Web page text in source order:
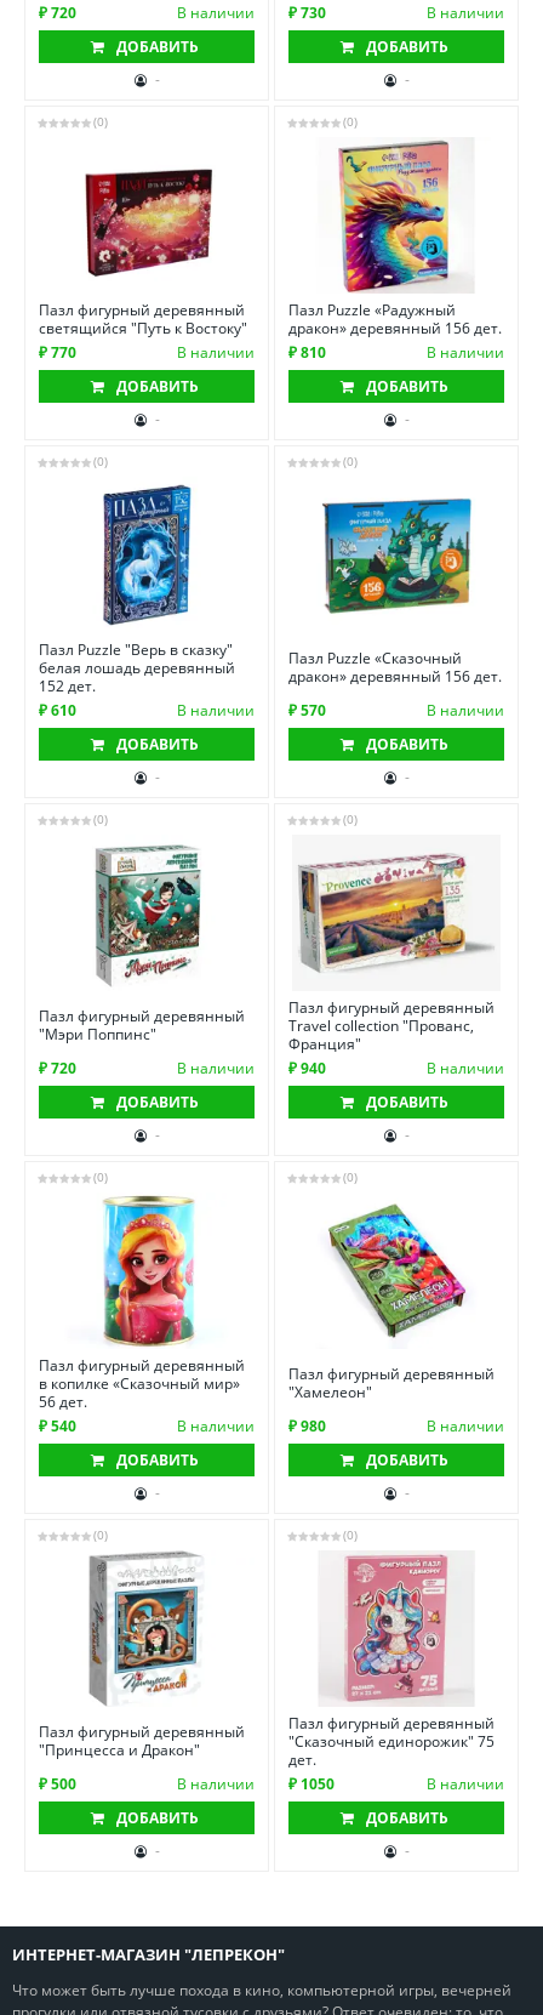
₽ 720
В наличии
ДОБАВИТЬ
-
₽ 730
В наличии
ДОБАВИТЬ
-
(0)
Пазл фигурный деревянный
светящийся "Путь к Востоку"
₽ 770
В наличии
ДОБАВИТЬ
-
(0)
Пазл Puzzle «Радужный
дракон» деревянный 156 дет.
₽ 810
В наличии
ДОБАВИТЬ
-
(0)
Пазл Puzzle "Верь в сказку"
белая лошадь деревянный
152 дет.
₽ 610
В наличии
ДОБАВИТЬ
-
(0)
Пазл Puzzle «Сказочный
дракон» деревянный 156 дет.
₽ 570
В наличии
ДОБАВИТЬ
-
(0)
Пазл фигурный деревянный
"Мэри Поппинс"
₽ 720
В наличии
ДОБАВИТЬ
-
(0)
Пазл фигурный деревянный
Travel collection "Прованс,
Франция"
₽ 940
В наличии
ДОБАВИТЬ
-
(0)
Пазл фигурный деревянный
в копилке «Сказочный мир»
56 дет.
₽ 540
В наличии
ДОБАВИТЬ
-
(0)
Пазл фигурный деревянный
"Хамелеон"
₽ 980
В наличии
ДОБАВИТЬ
-
(0)
Пазл фигурный деревянный
"Принцесса и Дракон"
₽ 500
В наличии
ДОБАВИТЬ
-
(0)
Пазл фигурный деревянный
"Сказочный единорожик" 75
дет.
₽ 1050
В наличии
ДОБАВИТЬ
-
ИНТЕРНЕТ-МАГАЗИН "ЛЕПРЕКОН"
Что может быть лучше похода в кино, компьютерной игры, вечерней